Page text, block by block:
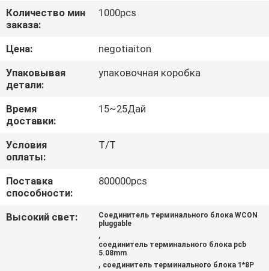
КАЧЕСТВА
СВЯЖИТЕСЬ
МЫ
СПРОСИТЕ
ЦИТАТУ
КАРТА
САЙТА
PRIVACY
Количество мин
заказа:
1000pcs
Цена:
negotiaiton
Упаковывая
детали:
упаковочная коробка
Время
доставки:
15~25Дай
Условия
оплаты:
T/T
Поставка
способности:
800000pcs
Высокий свет:
Соединитель терминального блока WCON
pluggable
,
соединитель терминального блока pcb
5.08mm
, соединитель терминального блока 1*8P